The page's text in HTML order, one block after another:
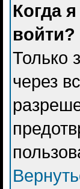
Когда
войти?
Только
через